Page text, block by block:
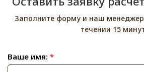
Заполните форму и наш менеджер
течении 15
Ваше имя: *